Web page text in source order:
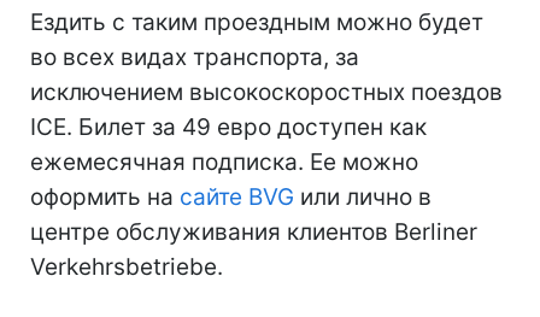
Ездить с таким проездным можно будет
во всех видах транспорта, за
исключением высокоскоростных поездов
ICE. Билет за 49 евро доступен как
ежемесячная подписка. Ее можно
оформить на сайте BVG или лично в
центре обслуживания клиентов Berliner
Verkehrsbetriebe.